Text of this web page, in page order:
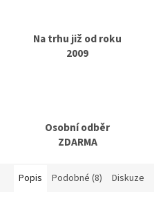
Na trhu již od roku
2009
Osobní odběr
ZDARMA
Popis Podobné (8) Diskuze